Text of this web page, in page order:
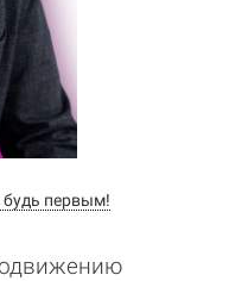
будь первым!